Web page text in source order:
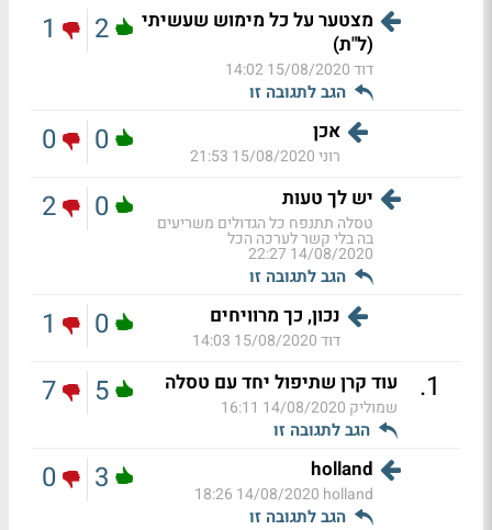
מצטער על כל מימוש שעשיתי
(ל"ת)
דוד15/08/2020 14:02
הגב לתגובה זו
2
1
אכן
רוני15/08/2020 21:53
0
0
יש לך טעות
טסלה תתנפח כל הגדולים משריעים
בה בלי קשר לערכה הכל
14/08/2020 22:27
הגב לתגובה זו
0
2
נכון, כך מרוויחים
דוד15/08/2020 14:03
0
1
1
. עוד קרן שתיפול יחד עם טסלה
שמוליק 14/08/2020 16:11
הגב לתגובה זו
5
7
holland
holland
14/08/2020 18:26
הגב לתגובה זו
3
0